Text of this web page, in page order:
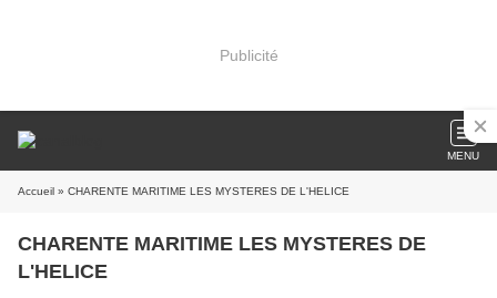
Publicité
MENU
Accueil » CHARENTE MARITIME LES MYSTERES DE L'HELICE
CHARENTE MARITIME LES MYSTERES DE
L'HELICE